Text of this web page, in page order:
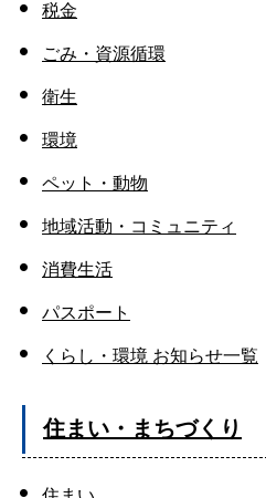
税金
ごみ・資源循環
衛生
環境
ペット・動物
地域活動・コミュニティ
消費生活
パスポート
くらし・環境 お知らせ一覧
住まい・まちづくり